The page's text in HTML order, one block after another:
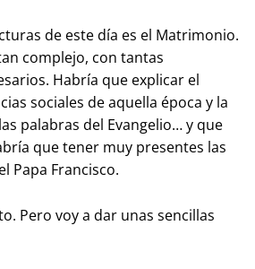
de este día es el Matrimonio.
complejo, con tantas
Habría que explicar el
sociales de aquella época y la
palabras del Evangelio… y que
que tener muy presentes las
Papa Francisco.
Pero voy a dar unas sencillas